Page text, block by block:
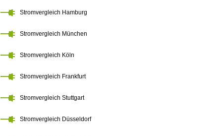
Stromvergleich Hamburg
Stromvergleich München
Stromvergleich Köln
Stromvergleich Frankfurt
Stromvergleich Stuttgart
Stromvergleich Düsseldorf